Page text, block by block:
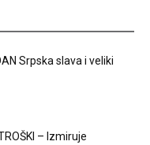
Srpska slava i veliki
– Izmiruje